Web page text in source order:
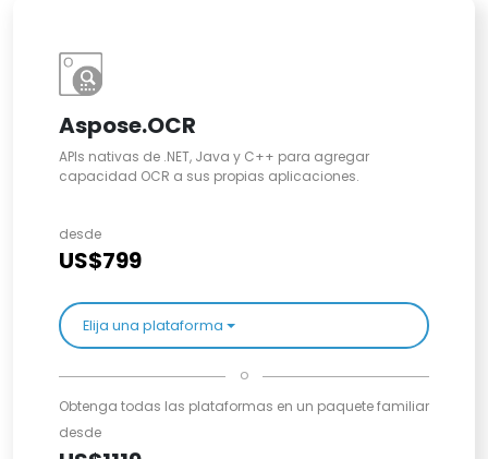
Aspose.OCR
APIs nativas de .NET, Java y C++ para agregar
capacidad OCR a sus propias aplicaciones.
desde
US$799
Elija una plataforma
o
Obtenga todas las plataformas en un paquete familiar
desde